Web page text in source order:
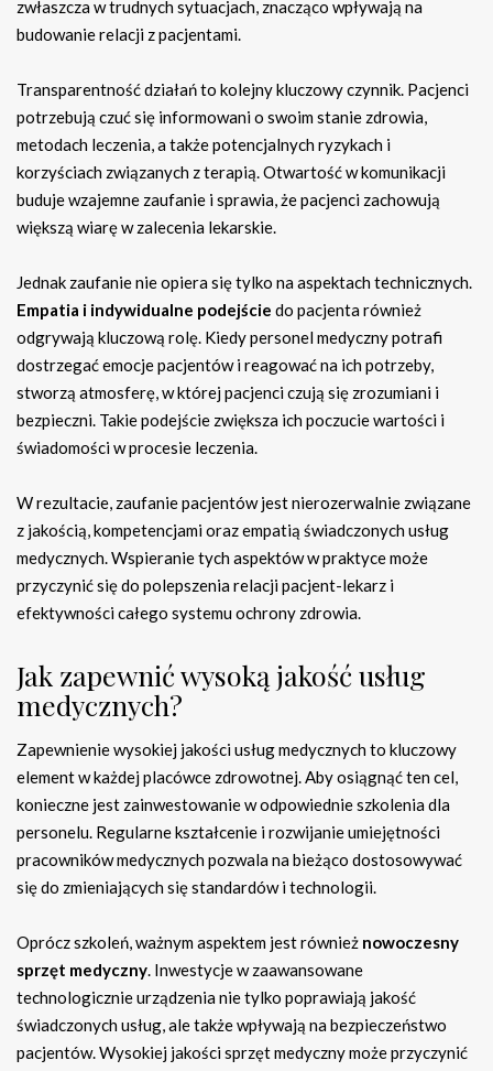
zwłaszcza w trudnych sytuacjach, znacząco wpływają na
budowanie relacji z pacjentami.
Transparentność działań to kolejny kluczowy czynnik. Pacjenci
potrzebują czuć się informowani o swoim stanie zdrowia,
metodach leczenia, a także potencjalnych ryzykach i
korzyściach związanych z terapią. Otwartość w komunikacji
buduje wzajemne zaufanie i sprawia, że pacjenci zachowują
większą wiarę w zalecenia lekarskie.
Jednak zaufanie nie opiera się tylko na aspektach technicznych.
Empatia i indywidualne podejście do pacjenta również
odgrywają kluczową rolę. Kiedy personel medyczny potrafi
dostrzegać emocje pacjentów i reagować na ich potrzeby,
stworzą atmosferę, w której pacjenci czują się zrozumiani i
bezpieczni. Takie podejście zwiększa ich poczucie wartości i
świadomości w procesie leczenia.
W rezultacie, zaufanie pacjentów jest nierozerwalnie związane
z jakością, kompetencjami oraz empatią świadczonych usług
medycznych. Wspieranie tych aspektów w praktyce może
przyczynić się do polepszenia relacji pacjent-lekarz i
efektywności całego systemu ochrony zdrowia.
Jak zapewnić wysoką jakość usług
medycznych?
Zapewnienie wysokiej jakości usług medycznych to kluczowy
element w każdej placówce zdrowotnej. Aby osiągnąć ten cel,
konieczne jest zainwestowanie w odpowiednie szkolenia dla
personelu. Regularne kształcenie i rozwijanie umiejętności
pracowników medycznych pozwala na bieżąco dostosowywać
się do zmieniających się standardów i technologii.
Oprócz szkoleń, ważnym aspektem jest również nowoczesny
sprzęt medyczny. Inwestycje w zaawansowane
technologicznie urządzenia nie tylko poprawiają jakość
świadczonych usług, ale także wpływają na bezpieczeństwo
pacjentów. Wysokiej jakości sprzęt medyczny może przyczynić